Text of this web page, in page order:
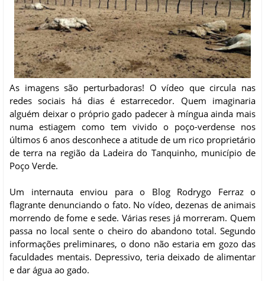
As imagens são perturbadoras! O vídeo que circula nas
redes sociais há dias é estarrecedor. Quem imaginaria
alguém deixar o próprio gado padecer à míngua ainda mais
numa estiagem como tem vivido o poço-verdense nos
últimos 6 anos desconhece a atitude de um rico proprietário
de terra na região da Ladeira do Tanquinho, município de
Poço Verde.
Um internauta enviou para o Blog Rodrygo Ferraz o
flagrante denunciando o fato. No vídeo, dezenas de animais
morrendo de fome e sede. Várias reses já morreram. Quem
passa no local sente o cheiro do abandono total. Segundo
informações preliminares, o dono não estaria em gozo das
faculdades mentais. Depressivo, teria deixado de alimentar
e dar água ao gado.